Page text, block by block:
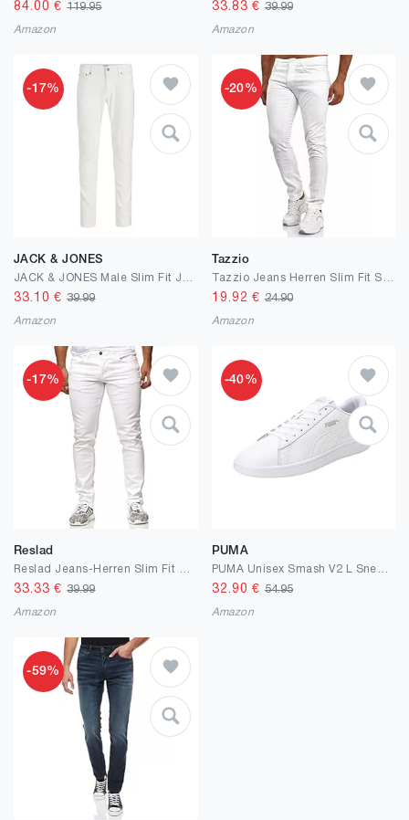
84.00 €119.95
Amazon
33.83 € 39.99
Amazon
-17%
JACK & JONES
33.10 €39.99
Amazon
-20%
Tazzio
19.92 € 24.90
Amazon
-17%
Reslad
33.33 €39.99
Amazon
-40%
PUMA
32.90 € 54.95
Amazon
-59%